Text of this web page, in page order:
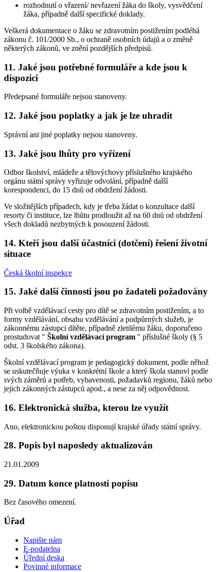
rozhodnutí o vřazení/ nevřazení žáka do školy, vysvědčení
žáka, případně další specifické doklady.
Veškerá dokumentace o žáku se zdravotním postižením podléhá
zákonu č. 101/2000 Sb., o ochraně osobních údajů a o změně
některých zákonů, ve znění pozdějších předpisů.
11. Jaké jsou potřebné formuláře a kde jsou k
dispozici
Předepsané formuláře nejsou stanoveny.
12. Jaké jsou poplatky a jak je lze uhradit
Správní ani jiné poplatky nejsou stanoveny.
13. Jaké jsou lhůty pro vyřízení
Odbor školství, mládeže a tělovýchovy příslušného krajského
orgánu státní správy vyřizuje odvolání, případně další
korespondenci, do 15 dnů od obdržení žádosti.
Ve složitějších případech, kdy je třeba žádat o konzultace další
resorty či instituce, lze lhůtu prodloužit až na 60 dnů od obdržení
všech dokladů nezbytných k posouzení žádosti.
14. Kteří jsou další účastníci (dotčení) řešení životní
situace
Česká školní inspekce
15. Jaké další činnosti jsou po žadateli požadovány
Při volbě vzdělávací cesty pro dítě se zdravotním postižením, a to
formy vzdělávání, obsahu vzdělávání a podpůrných služeb, je
zákonnému zástupci dítěte, případně zletilému žáku, doporučeno
prostudovat " Školní vzdělávací program " příslušné školy (§ 5
odst. 3 školského zákona).
Školní vzdělávací program je pedagogický dokument, podle něhož
se uskutečňuje výuka v konkrétní škole a který škola stanoví podle
svých záměrů a potřeb, vybavenosti, požadavků regionu, žáků nebo
jejich zákonných zástupců apod., a nese za něj odpovědnost.
16. Elektronická služba, kterou lze využít
Ano, elektronickou poštou disponují krajské úřady státní správy.
28. Popis byl naposledy aktualizován
21.01.2009
29. Datum konce platnosti popisu
Bez časového omezení.
Úřad
Napište nám
E-podatelna
Úřední deska
Povinné informace